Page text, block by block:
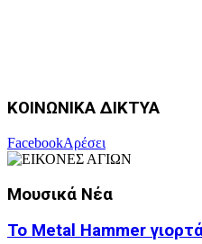
ΚΟΙΝΩΝΙΚΑ ΔΙΚΤΥΑ
FacebookΑρέσει
Μουσικά Νέα
Το Metal Hammer